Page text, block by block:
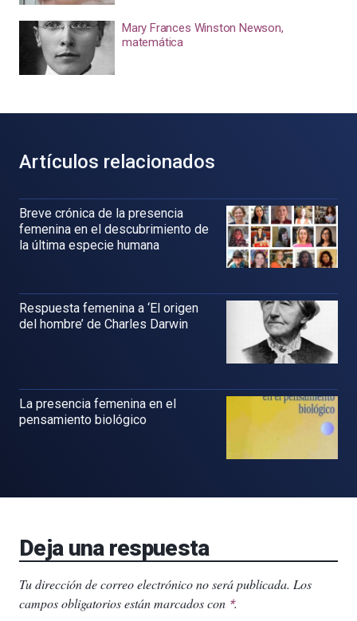
Mary Frances Winston Newson,
matemática
Artículos relacionados
Breve crónica de la presencia
femenina en el descubrimiento de
la última especie humana
Respuesta femenina a ‘El origen
del hombre’ de Charles Darwin
La presencia femenina en el
pensamiento biológico
Deja una respuesta
Tu dirección de correo electrónico no será publicada. Los
campos obligatorios están marcados con *.